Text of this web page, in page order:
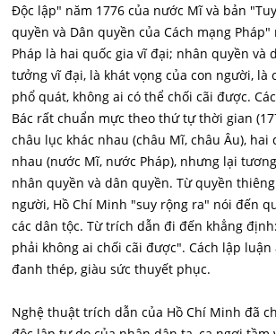
Độc lập" năm 1776 của nước Mĩ và bản
quyền và Dân quyền của Cách mạng Pháp"
Pháp là hai quốc gia vĩ đại; nhân quyền và
tưởng vĩ đại, là khát vọng của con người, là
phổ quát, không ai có thể chối cãi được.
Bác rất chuẩn mực theo thứ tự thời gian
châu lục khác nhau (châu Mĩ, châu Âu), hai
nhau (nước Mĩ, nước Pháp), nhưng lại
nhân quyền và dân quyền. Từ quyền
người, Hồ Chí Minh "suy rộng ra" nói đến
các dân tộc. Từ trích dẫn đi đến khẳng
phải không ai chối cãi được". Cách lập luận
đanh thép, giàu sức thuyết phục.
Nghệ thuật trích dẫn của Hồ Chí Minh đã